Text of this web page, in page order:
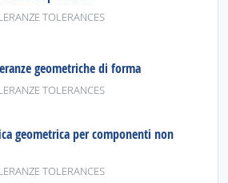
TOLERANCES
geometriche di forma
TOLERANCES
geometrica per componenti non
TOLERANCES